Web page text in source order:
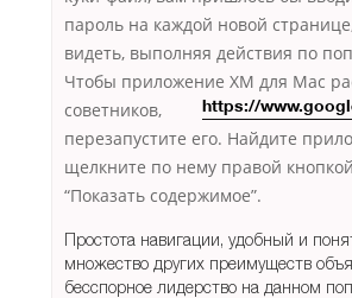
пароль на каждой новой
видеть, выполняя действия по
Чтобы приложение ХМ
https://
для Mac
советников,
перезапустите его. Найдите
щелкните по нему правой
“Показать содержимое”.
Простота навигации, удобный и
множество других преимуществ
бесспорное лидерство на данном